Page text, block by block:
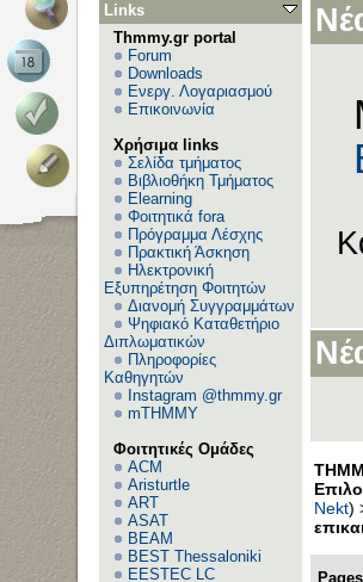
Links
Thmmy.gr portal
Forum
Downloads
Ενεργ. Λογαριασμού
Επικοινωνία
Χρήσιμα links
Σελίδα τμήματος
Βιβλιοθήκη Τμήματος
Elearning
Φοιτητικά fora
Πρόγραμμα Λέσχης
Πρακτική Άσκηση
Ηλεκτρονική
Εξυπηρέτηση Φοιτητών
Διανομή Συγγραμμάτων
Ψηφιακό Καταθετήριο
Διπλωματικών
Πληροφορίες
Καθηγητών
Instagram @thmmy.gr
mTHMMY
Φοιτητικές Ομάδες
ACM
Aristurtle
ART
ASAT
BEAM
BEST Thessaloniki
EESTEC LC
Nekt)